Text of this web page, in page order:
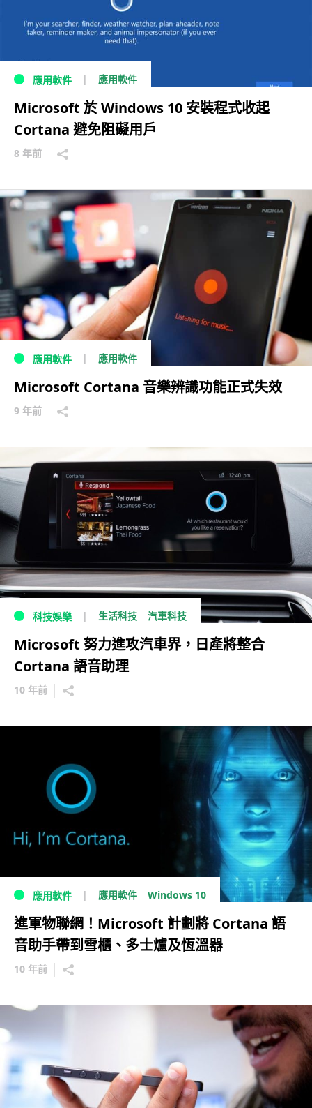
應用軟件 應用軟件
Microsoft 於 Windows 10 安裝程式收起
Cortana 避免阻礙用戶
8 年前
應用軟件 應用軟件
Microsoft Cortana 音樂辨識功能正式失效
9 年前
科技娛樂 生活科技 汽車科技
Microsoft 努力進攻汽車界，日產將整合
Cortana 語音助理
10 年前
應用軟件 應用軟件 Windows 10
進軍物聯網！Microsoft 計劃將 Cortana 語
音助手帶到雪櫃、多士爐及恆溫器
10 年前